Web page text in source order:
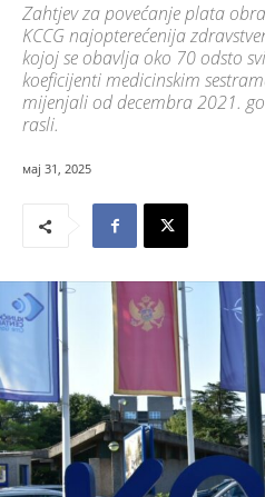
Zahtjev za povećanje plata
KCCG najopterećenija
kojoj se obavlja oko 70 odsto
koeficijenti medicinskim
mijenjali od decembra 2021.
rasli.
мај 31, 2025